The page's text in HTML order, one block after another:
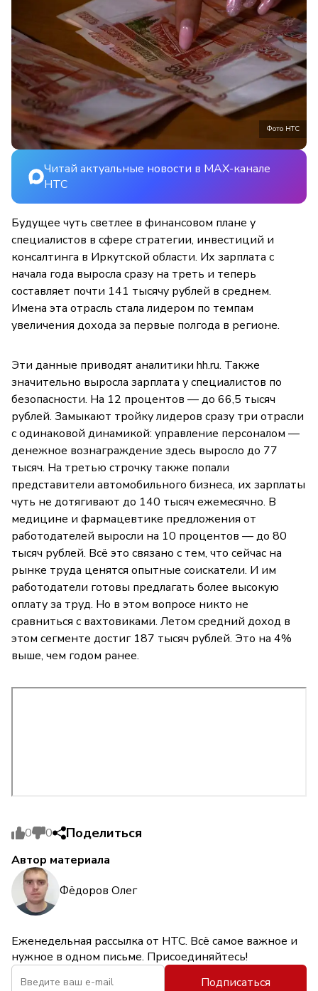
Фото НТС
Читай актуальные новости в MAX-канале
НТС
Будущее чуть светлее в финансовом плане у
специалистов в сфере стратегии, инвестиций и
консалтинга в Иркутской области. Их зарплата с
начала года выросла сразу на треть и теперь
составляет почти 141 тысячу рублей в среднем.
Имена эта отрасль стала лидером по темпам
увеличения дохода за первые полгода в регионе.
Эти данные приводят аналитики hh.ru. Также
значительно выросла зарплата у специалистов по
безопасности. На 12 процентов — до 66,5 тысяч
рублей. Замыкают тройку лидеров сразу три отрасли
с одинаковой динамикой: управление персоналом —
денежное вознаграждение здесь выросло до 77
тысяч. На третью строчку также попали
представители автомобильного бизнеса, их зарплаты
чуть не дотягивают до 140 тысяч ежемесячно. В
медицине и фармацевтике предложения от
работодателей выросли на 10 процентов — до 80
тысяч рублей. Всё это связано с тем, что сейчас на
рынке труда ценятся опытные соискатели. И им
работодатели готовы предлагать более высокую
оплату за труд. Но в этом вопросе никто не
сравниться с вахтовиками. Летом средний доход в
этом сегменте достиг 187 тысяч рублей. Это на 4%
выше, чем годом ранее.
0 0 Поделиться
Автор материала
Фёдоров Олег
Еженедельная рассылка от НТС. Всё самое важное и
нужное в одном письме. Присоединяйтесь!
Подписаться